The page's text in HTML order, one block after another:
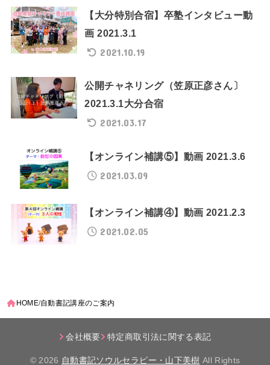
【大分特別合宿】卒塾インタビュー動
画 2021.3.1
2021.10.19
公開チャネリング（笠原正彦さん〕
2021.3.1大分合宿
2021.03.17
【オンライン補講⑤】動画 2021.3.6
2021.03.09
【オンライン補講④】動画 2021.2.3
2021.02.05
HOME 自動書記講座のご案内
会社概要 特定商取引法に関する表記
© 2026 自動書記ソウルセラピー・山下美樹 All Rights